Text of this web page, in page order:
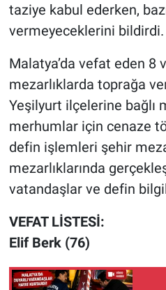
taziye kabul ederken,
vermeyeceklerini bildirdi.
Malatya’da vefat eden 8
mezarlıklarda toprağa
Yeşilyurt ilçelerine bağlı
merhumlar için cenaze
defin işlemleri şehir
mezarlıklarında
vatandaşlar ve defin
VEFAT LİSTESİ:
Elif Berk (76)